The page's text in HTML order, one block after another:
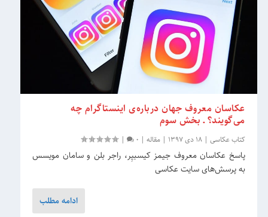
عکاسان معروف جهان درباره‌ی اینستاگرام چه
می‌گویند؟ ـ بخش سوم
کتاب عکاسی |18 دی 1397 |مقاله |
0
|
پاسخ عکاسان معروف جیمز کیسبیِر، راجر بلن و سامان مویسس
به پرسش‌های سایت عکاسی
ادامه مطلب